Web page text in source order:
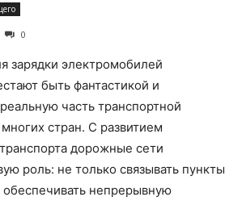
0
зарядки электромобилей
быть фантастикой и
часть транспортной
стран. С развитием
дорожные сети
роль: не только связывать пункты
обеспечивать непрерывную